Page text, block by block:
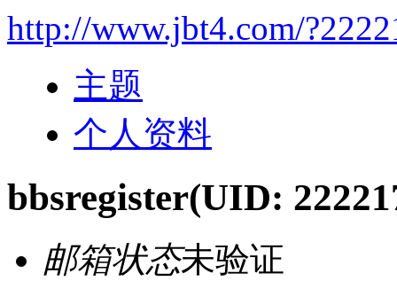
http://www.jbt4.com/
主题
个人资料
bbsregister(UID:
邮箱状态未验证